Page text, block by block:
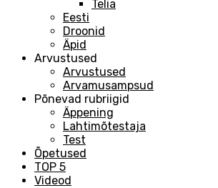
Telia
Eesti
Droonid
Äpid
Arvustused
Arvustused
Arvamusampsud
Põnevad rubriigid
Äppening
Lahtimõtestaja
Test
Õpetused
TOP 5
Videod